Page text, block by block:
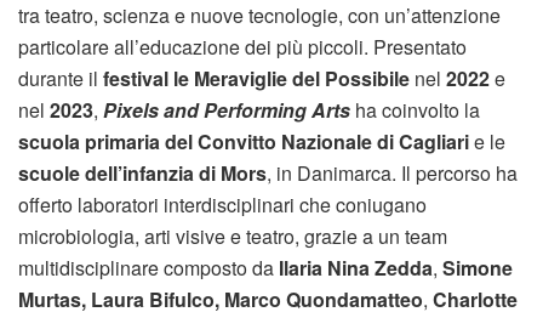
tra teatro, scienza e nuove tecnologie, con un’attenzione
particolare all’educazione dei più piccoli. Presentato
durante il festival le Meraviglie del Possibile nel 2022e
nel 2023, Pixels and Performing Arts ha coinvolto la
scuola primaria del Convitto Nazionale di Cagliarie le
scuole dell’infanzia di Mors, in Danimarca. Il percorso ha
offerto laboratori interdisciplinari che coniugano
microbiologia, arti visive e teatro, grazie a un team
multidisciplinare composto da Ilaria Nina Zedda, Simone
Murtas, Laura Bifulco, Marco Quondamatteo, Charlotte